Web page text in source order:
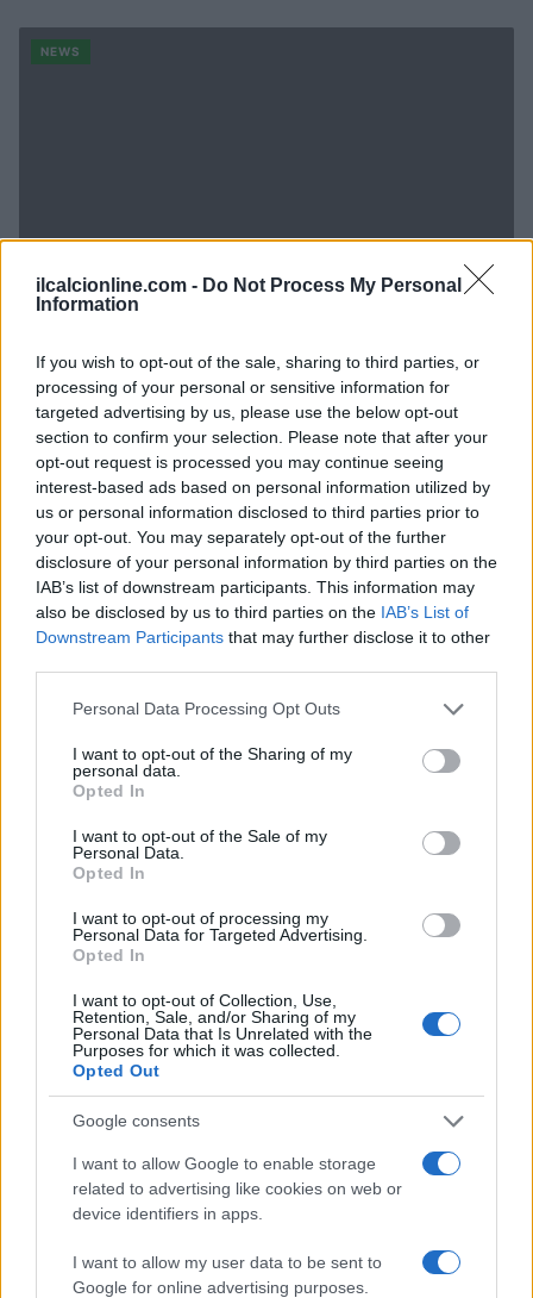
ilcalcionline.com - Do Not Process My Personal
Information
If you wish to opt-out of the sale, sharing to third parties, or
processing of your personal or sensitive information for
targeted advertising by us, please use the below opt-out
section to confirm your selection. Please note that after your
opt-out request is processed you may continue seeing
interest-based ads based on personal information utilized by
us or personal information disclosed to third parties prior to
your opt-out. You may separately opt-out of the further
disclosure of your personal information by third parties on the
IAB’s list of downstream participants. This information may
also be disclosed by us to third parties on the IAB’s List of
Downstream Participants that may further disclose it to other
Please note that this website/app uses one or more Google
not limited to your visit or usage behaviour. You may click to
grant or deny consent to Google and its third-party tags to
use your data for below specified purposes in below Google
consent section.
Personal Data Processing Opt Outs
I want to opt-out of the Sharing of my
personal data.
Opted In
I want to opt-out of the Sale of my
Personal Data.
Opted In
I want to opt-out of processing my
Personal Data for Targeted Advertising.
Opted In
I want to opt-out of Collection, Use,
Retention, Sale, and/or Sharing of my
Personal Data that Is Unrelated with the
Purposes for which it was collected.
Opted Out
Google consents
I want to allow Google to enable storage
related to advertising like cookies on web or
device identifiers in apps.
I want to allow my user data to be sent to
Google for online advertising purposes.
NEWS
L’Ascoli Calcio porta gioia ai detenuti con una
partita speciale
La visita dell'Ascoli Calcio alla casa circondariale di Marino del Tronto
per un evento unico
Redazione · 15 Feb 2025
La rimonta epica della Fucense Amatori di
Una straordinaria partita di calcio amatoriale che ha emozionato i tifosi